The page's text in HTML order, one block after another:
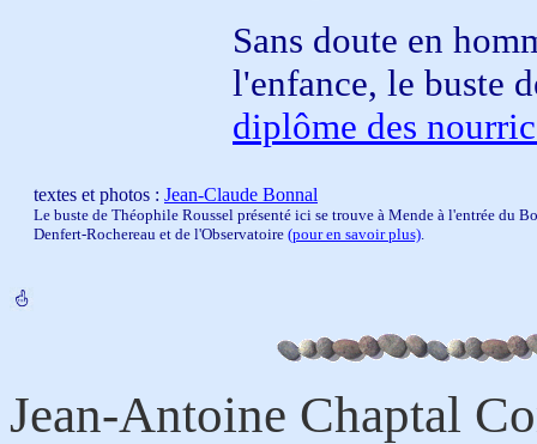
Sans doute en
l'enfance, le buste
diplôme des
textes et photos : Jean-Claude Bonnal
Le buste de Théophile Roussel présenté ici se trouve à Mende à l'entrée du
Denfert-Rochereau et de l'Observatoire (pour en savoir plus).
Jean-Antoine Chaptal